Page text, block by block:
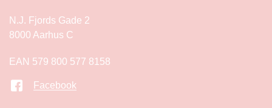
N.J. Fjords Gade 2
8000 Aarhus C
EAN 579 800 577 8158
Facebook